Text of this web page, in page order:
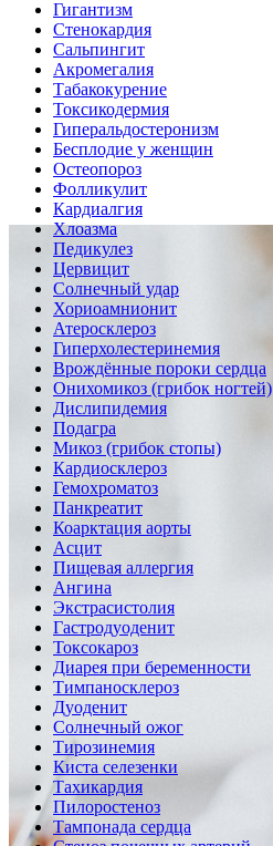
Гигантизм
Стенокардия
Сальпингит
Акромегалия
Табакокурение
Токсикодермия
Гиперальдостеронизм
Бесплодие у женщин
Остеопороз
Фолликулит
Кардиалгия
Хлоазма
Педикулез
Цервицит
Солнечный удар
Хориоамнионит
Атеросклероз
Гиперхолестеринемия
Врождённые пороки сердца
Онихомикоз (грибок ногтей)
Дислипидемия
Подагра
Микоз (грибок стопы)
Кардиосклероз
Гемохроматоз
Панкреатит
Коарктация аорты
Асцит
Пищевая аллергия
Ангина
Экстрасистолия
Гастродуоденит
Токсокароз
Диарея при беременности
Тимпаносклероз
Дуоденит
Солнечный ожог
Тирозинемия
Киста селезенки
Тахикардия
Пилоростеноз
Тампонада сердца